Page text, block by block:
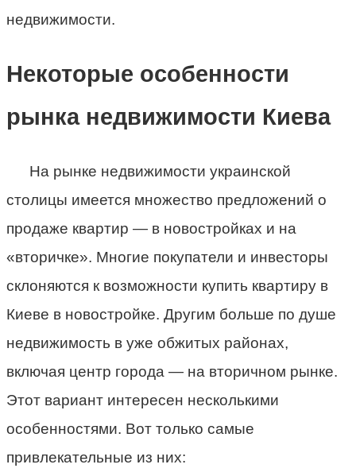
недвижимости.
Некоторые особенности
рынка недвижимости Киева
На рынке недвижимости украинской
столицы имеется множество предложений о
продаже квартир — в новостройках и на
«вторичке». Многие покупатели и инвесторы
склоняются к возможности купить квартиру в
Киеве в новостройке. Другим больше по душе
недвижимость в уже обжитых районах,
включая центр города — на вторичном рынке.
Этот вариант интересен несколькими
особенностями. Вот только самые
привлекательные из них: